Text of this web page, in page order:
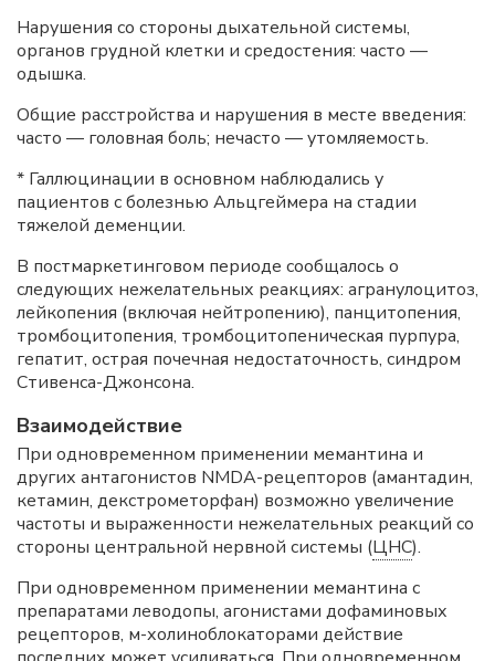
Нарушения со стороны дыхательной системы,
органов грудной клетки и средостения: часто —
одышка.
Общие расстройства и нарушения в месте введения:
часто — головная боль; нечасто — утомляемость.
* Галлюцинации в основном наблюдались у
пациентов с болезнью Альцгеймера на стадии
тяжелой деменции.
В постмаркетинговом периоде сообщалось о
следующих нежелательных реакциях: агранулоцитоз,
лейкопения (включая нейтропению), панцитопения,
тромбоцитопения, тромбоцитопеническая пурпура,
гепатит, острая почечная недостаточность, синдром
Стивенса-Джонсона.
Взаимодействие
При одновременном применении мемантина и
других антагонистов NMDA-рецепторов (амантадин,
кетамин, декстрометорфан) возможно увеличение
частоты и выраженности нежелательных реакций со
стороны центральной нервной системы (ЦНС).
При одновременном применении мемантина с
препаратами леводопы, агонистами дофаминовых
рецепторов, м-холиноблокаторами действие